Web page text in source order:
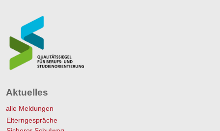
Aktuelles
alle Meldungen
Elterngespräche